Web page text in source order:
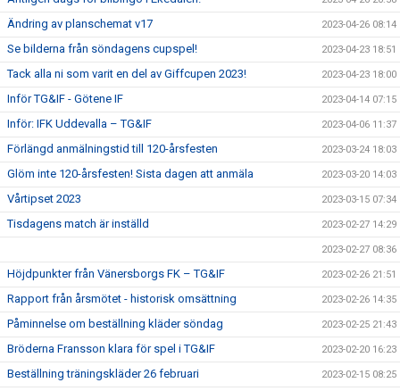
Ändring av planschemat v17 2023-04-26 08:14
Se bilderna från söndagens cupspel! 2023-04-23 18:51
Tack alla ni som varit en del av Giffcupen 2023! 2023-04-23 18:00
Inför TG&IF - Götene IF 2023-04-14 07:15
Inför: IFK Uddevalla – TG&IF 2023-04-06 11:37
Förlängd anmälningstid till 120-årsfesten 2023-03-24 18:03
Glöm inte 120-årsfesten! Sista dagen att anmäla 2023-03-20 14:03
Vårtipset 2023 2023-03-15 07:34
Tisdagens match är inställd 2023-02-27 14:29
2023-02-27 08:36
Höjdpunkter från Vänersborgs FK – TG&IF 2023-02-26 21:51
Rapport från årsmötet - historisk omsättning 2023-02-26 14:35
Påminnelse om beställning kläder söndag 2023-02-25 21:43
Bröderna Fransson klara för spel i TG&IF 2023-02-20 16:23
Beställning träningskläder 26 februari 2023-02-15 08:25